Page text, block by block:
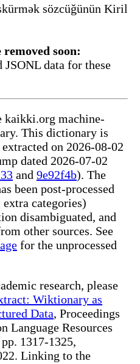
sözcüğünün Kiril
soon:
JSONL data for these
kaikki.org machine-
This dictionary is
on 2026-08-02
dated 2026-07-02
and 9e92f4b). The
been post-processed
categories)
disambiguated, and
other sources. See
for the unprocessed
research, please
Wiktionary as
Data, Proceedings
Language Resources
1317-1325,
Linking to the